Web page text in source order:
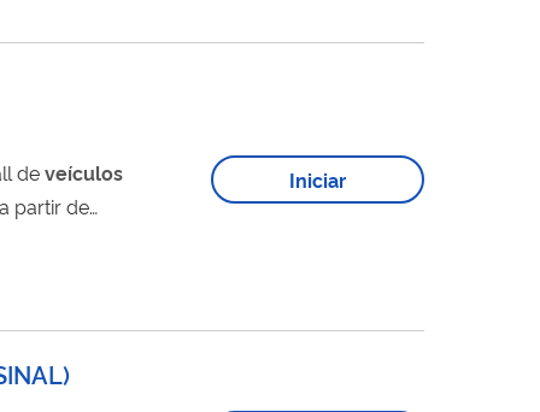
deveículos
partir de
Iniciar
)